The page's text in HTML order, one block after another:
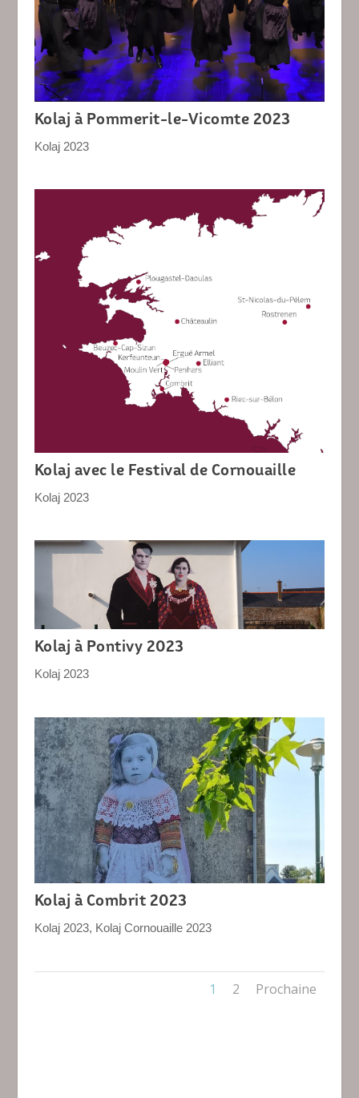
Kolaj à Pommerit-le-Vicomte 2023
Kolaj 2023
Kolaj avec le Festival de Cornouaille
Kolaj 2023
Kolaj à Pontivy 2023
Kolaj 2023
Kolaj à Combrit 2023
Kolaj 2023, Kolaj Cornouaille 2023
1 2 Prochaine